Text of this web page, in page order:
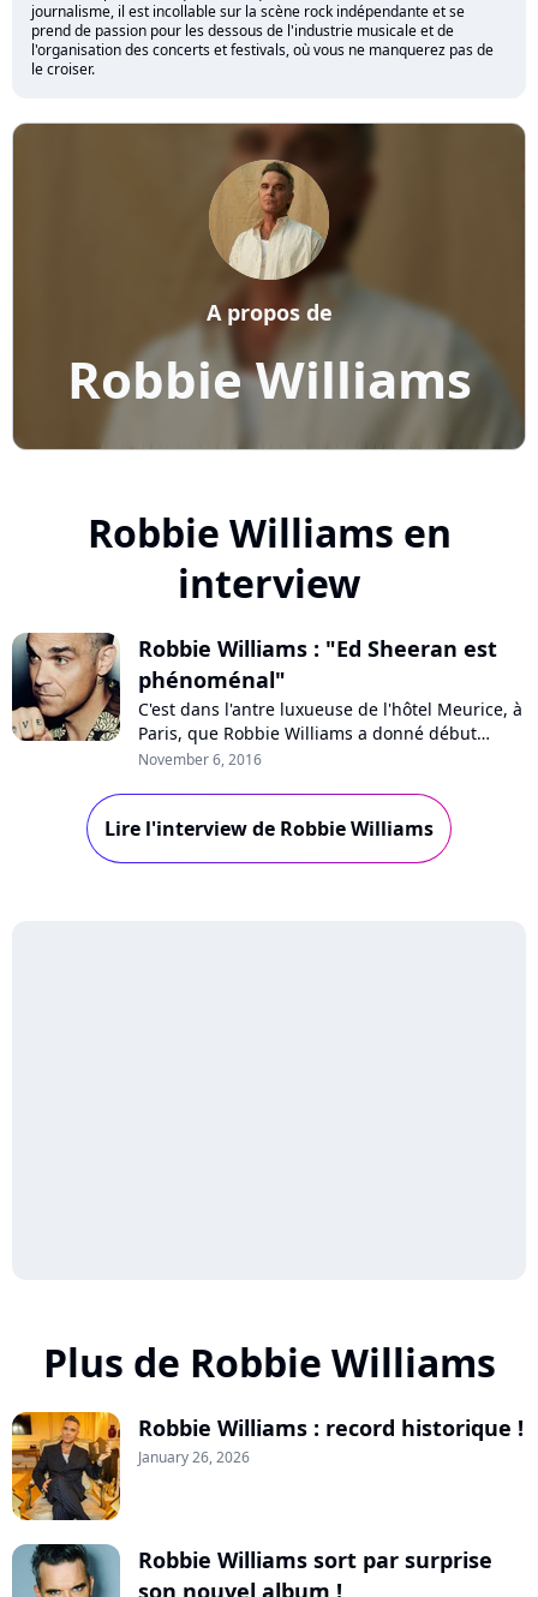
journalisme, il est incollable sur la scène rock indépendante et se
prend de passion pour les dessous de l'industrie musicale et de
l'organisation des concerts et festivals, où vous ne manquerez pas de
le croiser.
Robbie Williams
A propos de
Robbie Williams en
interview
Robbie Williams : "Ed Sheeran est
phénoménal"
C'est dans l'antre luxueuse de l'hôtel Meurice, à
Paris, que Robbie Williams a donné début
octobre une conférence de presse pour
Entertainment Show". L'occasion pour la star
britannique d'évoquer en toute décontraction
sa carrière, sa collaboration avec Ed Sheeran,
November 6, 2016
Lire l'interview de Robbie Williams
Plus de Robbie Williams
Robbie Williams : record historique !
January 26, 2026
Robbie Williams sort par surprise
son nouvel album !